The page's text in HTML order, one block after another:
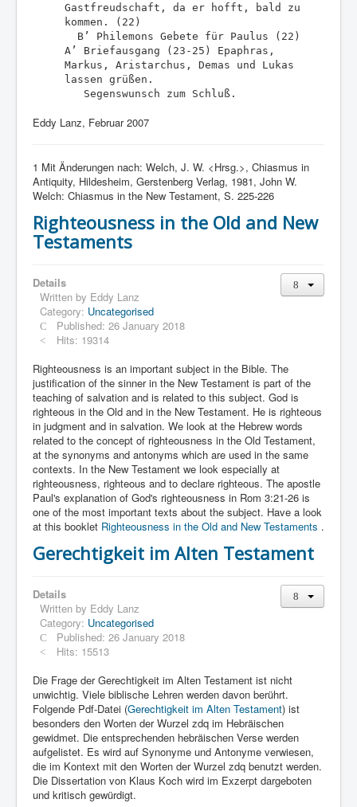
Gastfreudschaft, da er hofft, bald zu
kommen. (22)
B’ Philemons Gebete für Paulus (22)
A’ Briefausgang (23-25) Epaphras,
Markus, Aristarchus, Demas und Lukas
lassen grüßen.
Segenswunsch zum Schluß.
Eddy Lanz, Februar 2007
1 Mit Änderungen nach: Welch, J. W. <Hrsg.>, Chiasmus in
Antiquity, Hildesheim, Gerstenberg Verlag, 1981, John W.
Welch: Chiasmus in the New Testament, S. 225-226
Righteousness in the Old and New
Testaments
Details
Written by Eddy Lanz
Category: Uncategorised
Published: 26 January 2018
Hits: 19314
Righteousness is an important subject in the Bible. The
justification of the sinner in the New Testament is part of the
teaching of salvation and is related to this subject. God is
righteous in the Old and in the New Testament. He is righteous
in judgment and in salvation. We look at the Hebrew words
related to the concept of righteousness in the Old Testament,
at the synonyms and antonyms which are used in the same
contexts. In the New Testament we look especially at
righteousness, righteous and to declare righteous. The apostle
Paul's explanation of God's righteousness in Rom 3:21-26 is
one of the most important texts about the subject. Have a look
at this booklet Righteousness in the Old and New Testaments .
Gerechtigkeit im Alten Testament
Details
Written by Eddy Lanz
Category: Uncategorised
Published: 26 January 2018
Hits: 15513
Die Frage der Gerechtigkeit im Alten Testament ist nicht
unwichtig. Viele biblische Lehren werden davon berührt.
Folgende Pdf-Datei (Gerechtigkeit im Alten Testament) ist
besonders den Worten der Wurzel zdq im Hebräischen
gewidmet. Die entsprechenden hebräischen Verse werden
aufgelistet. Es wird auf Synonyme und Antonyme verwiesen,
die im Kontext mit den Worten der Wurzel zdq benutzt werden.
Die Dissertation von Klaus Koch wird im Exzerpt dargeboten
und kritisch gewürdigt.